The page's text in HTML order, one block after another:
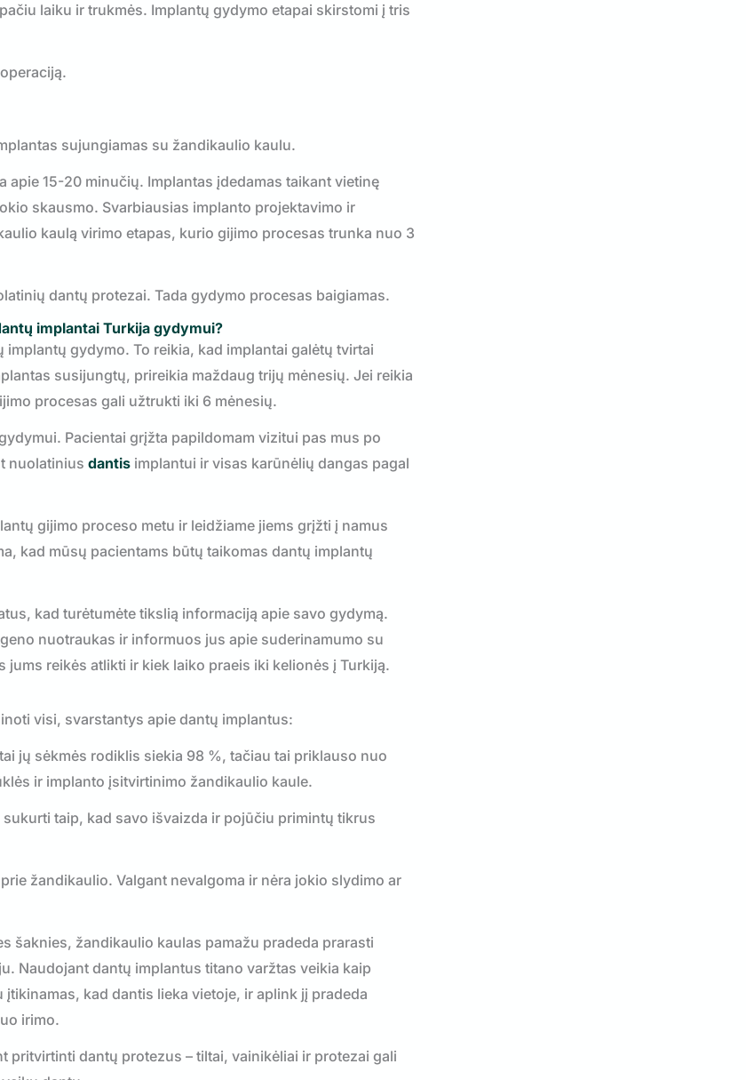
laiku ir trukmės. Implantų gydymo etapai skirstomi į tris
sujungiamas su žandikaulio kaulu.
15-20 minučių. Implantas įdedamas taikant vietinę
skausmo. Svarbiausias implanto projektavimo ir
kaulą virimo etapas, kurio gijimo procesas trunka nuo 3
dantų protezai. Tada gydymo procesas baigiamas.
implantai Turkija gydymui?
gydymo. To reikia, kad implantai galėtų tvirtai
susijungtų, prireikia maždaug trijų mėnesių. Jei reikia
procesas gali užtrukti iki 6 mėnesių.
Pacientai grįžta papildomam vizitui pas mus po
nuolatinius dantis implantui ir visas karūnėlių dangas pagal
gijimo proceso metu ir leidžiame jiems grįžti į namus
kad mūsų pacientams būtų taikomas dantų implantų
kad turėtumėte tikslią informaciją apie savo gydymą.
nuotraukas ir informuos jus apie suderinamumo su
reikės atlikti ir kiek laiko praeis iki kelionės į Turkiją.
visi, svarstantys apie dantų implantus:
jų sėkmės rodiklis siekia 98 %, tačiau tai priklauso nuo
ir implanto įsitvirtinimo žandikaulio kaule.
taip, kad savo išvaizda ir pojūčiu primintų tikrus
žandikaulio. Valgant nevalgoma ir nėra jokio slydimo ar
šaknies, žandikaulio kaulas pamažu pradeda prarasti
Naudojant dantų implantus titano varžtas veikia kaip
kad dantis lieka vietoje, ir aplink jį pradeda
irimo.
dantų protezus – tiltai, vainikėliai ir protezai gali